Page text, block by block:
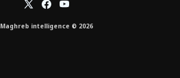
Maghreb intelligence © 2026